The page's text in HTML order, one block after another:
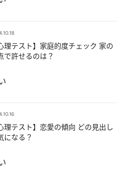
理テスト】家庭的度チェック 家の
で許せるのは？
理テスト】恋愛の傾向 どの見出し
になる？